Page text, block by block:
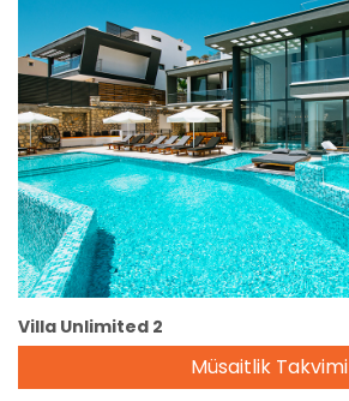
Rezervasyon
Villa Unlimited 2
Müsaitlik Takvimi